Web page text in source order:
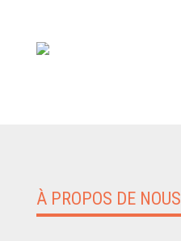
À PROPOS DE NOUS